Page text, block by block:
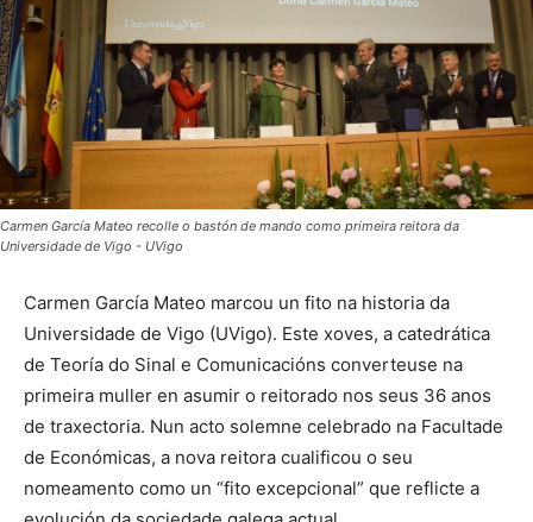
Carmen García Mateo recolle o bastón de mando como primeira reitora da
Universidade de Vigo - UVigo
Carmen García Mateo marcou un fito na historia da
Universidade de Vigo (UVigo). Este xoves, a catedrática
de Teoría do Sinal e Comunicacións converteuse na
primeira muller en asumir o reitorado nos seus 36 anos
de traxectoria. Nun acto solemne celebrado na Facultade
de Económicas, a nova reitora cualificou o seu
nomeamento como un “fito excepcional” que reflicte a